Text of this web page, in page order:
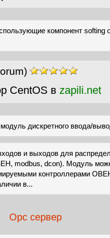
компонент softing
CentOS в zapili.net
дискретного ввода/
и выходов для
modbus, dcon). Модуль
контроллерами
в...
Opc сервер